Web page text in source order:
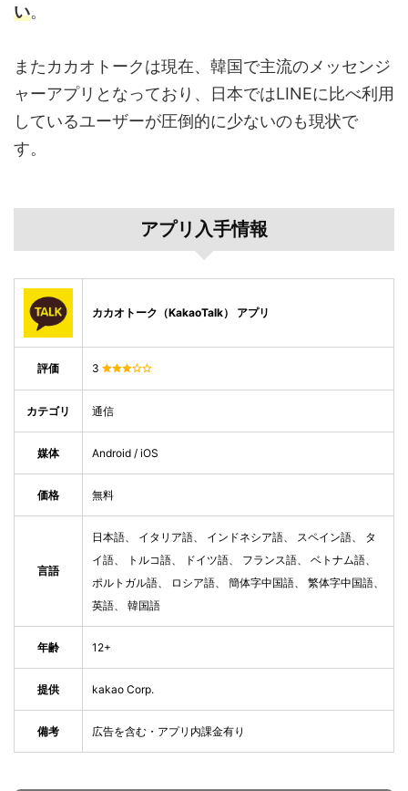
い。
またカカオトークは現在、韓国で主流のメッセンジ
ャーアプリとなっており、日本ではLINEに比べ利用
しているユーザーが圧倒的に少ないのも現状で
す。
アプリ入手情報
カカオトーク（KakaoTalk） アプリ
評価 3
カテゴリ 通信
媒体 Android / iOS
価格 無料
言語
日本語、 イタリア語、 インドネシア語、 スペイン語、 タ
イ語、 トルコ語、 ドイツ語、 フランス語、 ベトナム語、
ポルトガル語、 ロシア語、 簡体字中国語、 繁体字中国語、
英語、 韓国語
年齢 12+
提供 kakao Corp.
備考 広告を含む・アプリ内課金有り